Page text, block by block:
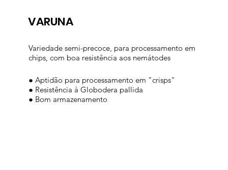
VARUNA
Variedade semi-precoce, para processamento em
chips, com boa resistência aos nemátodes
● Aptidão para processamento em "crisps"
● Resistência à Globodera pallida
● Bom armazenamento